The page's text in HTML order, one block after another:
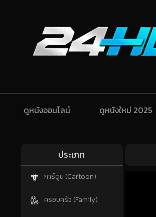
ดูหนังออนไลน์ ดูหนังใหม่ 2025
ประเภท
การ์ตูน (Cartoon)
ครอบครัว (Family)